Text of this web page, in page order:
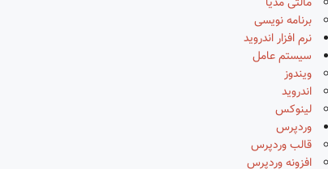
برنامه نویسی
نرم افزار اندروید
سیستم عامل
ویندوز
اندروید
لینوکس
وردپرس
قالب وردپرس
افزونه وردپرس